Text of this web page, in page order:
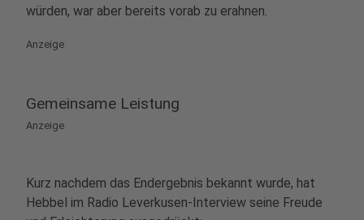
würden, war aber bereits vorab zu erahnen.
Anzeige
Gemeinsame Leistung
Anzeige
Kurz nachdem das Endergebnis bekannt wurde, hat
Hebbel im Radio Leverkusen-Interview seine Freude